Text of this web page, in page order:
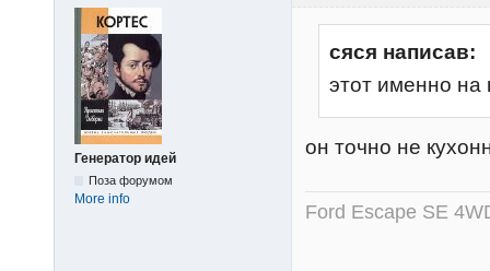
Генератор идей
Поза форумом
More info
сяся написав:
этот именно на
он точно не
Ford Escape SE